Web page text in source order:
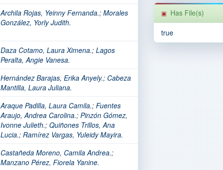
Archila Rojas, Yeinny Fernanda.; Morales
González, Yorly Judith.
Daza Cotamo, Laura Ximena.; Lagos
Peralta, Angie Vanesa.
Hernández Barajas, Erika Anyely.; Cabeza
Mantilla, Laura Juliana.
Araque Padilla, Laura Camila.; Fuentes
Araujo, Andrea Carolina.; Pinzón Gómez,
Ivonne Julieth.; Quiñones Trillos, Ana
Lucia.; Ramírez Vargas, Yuleidy Mayira.
Castañeda Moreno, Camila Andrea.;
Manzano Pérez, Fiorela Yanine.
Has File(s)
true